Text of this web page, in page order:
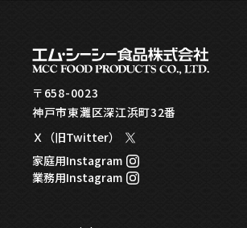
〒658-0023
神戸市東灘区深江浜町32番
Ｘ（旧Twitter）
家庭用Instagram
業務用Instagram